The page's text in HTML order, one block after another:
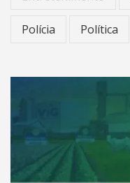
Polícia Política